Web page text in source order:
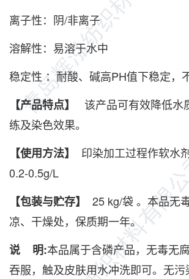
离子性：阴/非离子
溶解性：易溶于水中
稳定性 ：耐酸、碱高PH值下稳定，
【产品特点】
该产品可有效降低水
练及染色效果。
【使用方法】
印染加工过程作软
0.2-0.5g/L
【包装与贮存】
25 kg/袋 。本品无
凉、干燥处，保质期一年。
说 明:本品属于含磷产品，无毒无
吞服，触及皮肤用水冲洗即可。无污